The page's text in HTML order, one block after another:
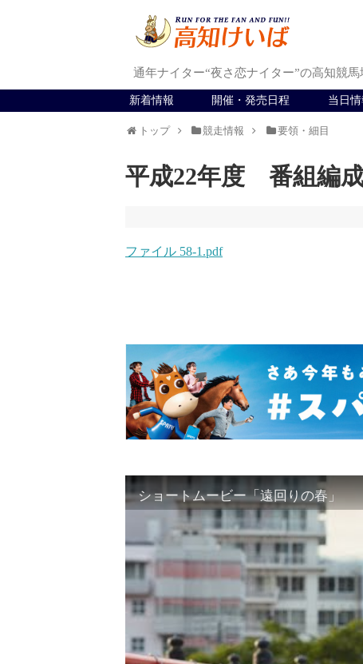
通年ナイター“夜さ恋ナイター”の高知競馬
新着情報 開催・発売日程 当日
トップ 競走情報 要領・細目
平成22年度 番組編
ファイル 58-1.pdf
ショートムービー「遠回りの春」